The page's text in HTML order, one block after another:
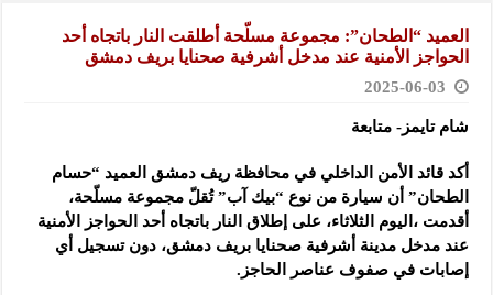
العميد “الطحان”: مجموعة مسلّحة أطلقت النار باتجاه أحد
الحواجز الأمنية عند مدخل أشرفية صحنايا بريف دمشق
2025-06-03
شام تايمز- متابعة
أكد قائد الأمن الداخلي في محافظة ريف دمشق العميد “حسام
الطحان” أن سيارة من نوع “بيك آب” تُقلّ مجموعة مسلّحة،
أقدمت ،اليوم الثلاثاء، على إطلاق النار باتجاه أحد الحواجز الأمنية
عند مدخل مدينة أشرفية صحنايا بريف دمشق، دون تسجيل أي
إصابات في صفوف عناصر الحاجز.